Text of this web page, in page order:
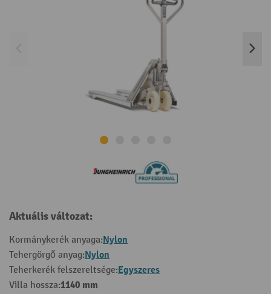
Aktuális változat:
Kormánykerék anyaga:Nylon
Tehergörgő anyag:Nylon
Teherkerék felszereltsége:Egyszeres
Villa hossza:1140 mm